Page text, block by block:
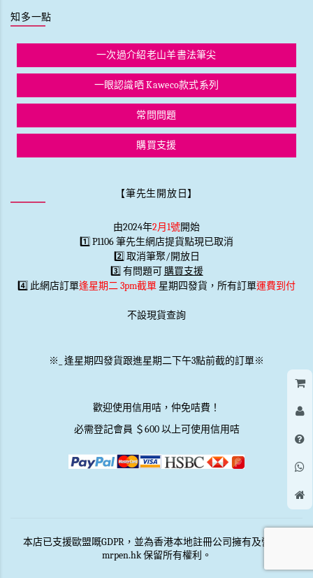
知多一點
一次過介紹老山羊書法筆尖
一眼認識哂 Kaweco款式系列
常問問題
購買支援
【筆先生開放日】
由2024年2月1號開始
1️⃣ P1106 筆先生網店提貨點現已取消
2️⃣ 取消筆聚/開放日
3️⃣ 有問題可 購買支援
4️⃣ 此網店訂單逢星期二 3pm截單 星期四發貨，所有訂單運費到付
不設現貨查詢
※ 逢星期四發貨跟進星期二下午3點前截的訂單※
歡迎使用信用咭，仲免咭費！
必需登記會員 ＄600 以上可使用信用咭
本店已支援歐盟嘅GDPR，並為香港本地註冊公司擁有及營運。
mrpen.hk 保留所有權利。